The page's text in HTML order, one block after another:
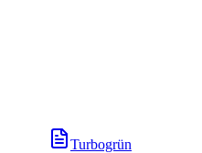
Turbogrün